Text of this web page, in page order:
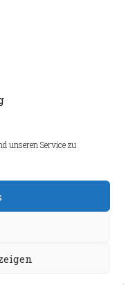
unseren Service zu